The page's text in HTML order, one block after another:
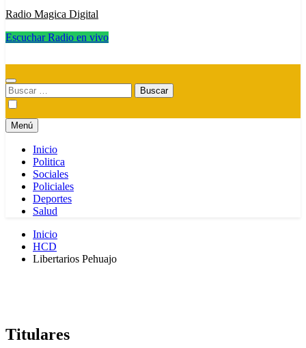
Radio Magica Digital
Escuchar Radio en vivo
Buscar:
Menú
Inicio
Politica
Sociales
Policiales
Deportes
Salud
Inicio
HCD
Libertarios Pehuajo
Titulares